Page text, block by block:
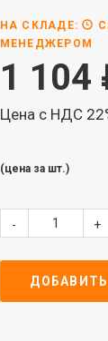
НА СКЛАДЕ:
МЕНЕДЖЕРОМ
1 104
Цена с НДС
(цена за шт.)
- +